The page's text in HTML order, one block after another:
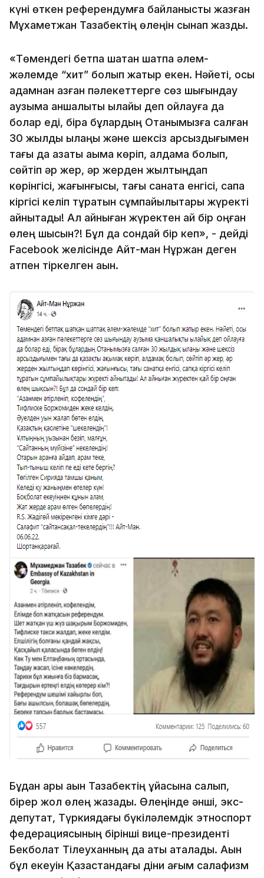
күні өткен референдумға байланысты жазған
Мұхаметжан Тазабектің өлеңін сынап жазды.
«Төмендегі бетпақ шатқан шатпақ әлем-
жәлемде “хит” болып жатыр екен. Нәйеті, осы
адамнан азған пәлекеттерге сөз шығындау
аузыма қаншалықты ылайық деп ойлауға да
болар еді, бірақ бұлардың Отанымызға салған
30 жылдық ылаңы және шексіз арсыздығымен
тағы да қазақты ақымақ көріп, алдамақ болып,
сөйтіп әр жер, әр жерден жылтыңдап
көрінгісі, жағынғысы, тағы санатқа енгісі, сапқа
кіргісі келіп тұратын сұмпайылықтары жүректі
айнытады! Ал айныған жүректен қай бір оңған
өлең шықсын?! Бұл да сондай бір кеп», - дейді
Facebook желісінде Айт-ман Нұржан деген
атпен тіркелген ақын.
Бұдан ары ақын Тазабектің ұйқасына салып,
бірер жол өлең жазады. Өлеңінде әнші, экс-
депутат, Түркиядағы бүкіләлемдік этноспорт
федерациясының бірінші вице-президенті
Бекболат Тілеуханның да аты аталады. Ақын
бұл екеуін Қазақстандағы діни ағым салафизм